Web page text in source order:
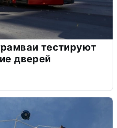
тестируют
дверей